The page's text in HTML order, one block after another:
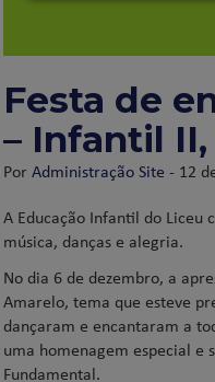
Festa de
– Infantil
PorAdministração Site - 12
A Educação Infantil do Liceu
música, danças e alegria.
No dia 6 de dezembro, a
Amarelo, tema que esteve
dançaram e encantaram a
uma homenagem especial e
Fundamental.